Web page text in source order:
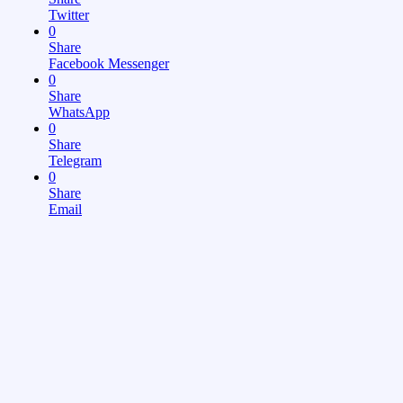
Twitter
0
Share
Facebook Messenger
0
Share
WhatsApp
0
Share
Telegram
0
Share
Email